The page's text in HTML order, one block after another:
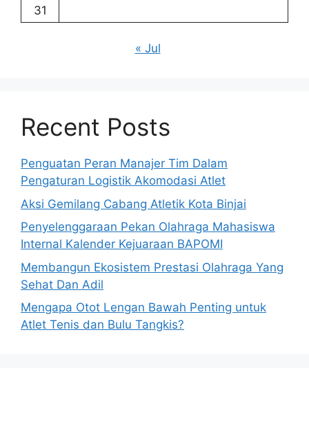
31
« Jul
Recent Posts
Penguatan Peran Manajer Tim Dalam
Pengaturan Logistik Akomodasi Atlet
Aksi Gemilang Cabang Atletik Kota Binjai
Penyelenggaraan Pekan Olahraga Mahasiswa
Internal Kalender Kejuaraan BAPOMI
Membangun Ekosistem Prestasi Olahraga Yang
Sehat Dan Adil
Mengapa Otot Lengan Bawah Penting untuk
Atlet Tenis dan Bulu Tangkis?